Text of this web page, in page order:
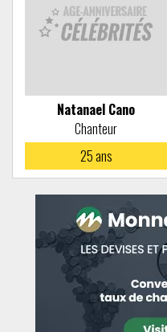
Natanael Cano
Chanteur
25ans